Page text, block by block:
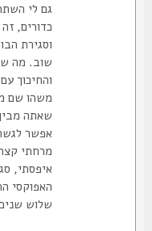
גם לי
כדורים, זה
וסגירת הבורג
שוב. מה
והחיכוך עם
משהו שם
שאתה מבין
אפשר לגשת
מרחתי קצת
איפסתי, סגרתי
האפוקסי
שלוש שנים